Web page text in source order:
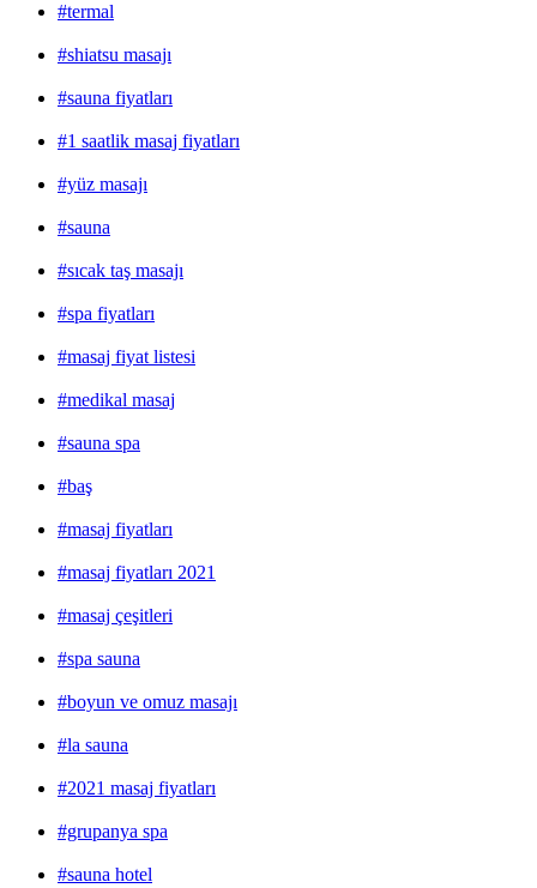
#termal
#shiatsu masajı
#sauna fiyatları
#1 saatlik masaj fiyatları
#yüz masajı
#sauna
#sıcak taş masajı
#spa fiyatları
#masaj fiyat listesi
#medikal masaj
#sauna spa
#baş
#masaj fiyatları
#masaj fiyatları 2021
#masaj çeşitleri
#spa sauna
#boyun ve omuz masajı
#la sauna
#2021 masaj fiyatları
#grupanya spa
#sauna hotel